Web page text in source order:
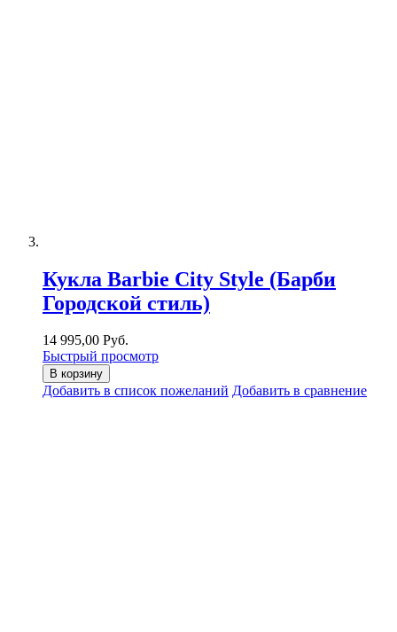
Кукла Barbie City Style (Барби
Городской стиль)
14 995,00 Руб.
Быстрый просмотр
В корзину
Добавить в список пожеланий Добавить в сравнение